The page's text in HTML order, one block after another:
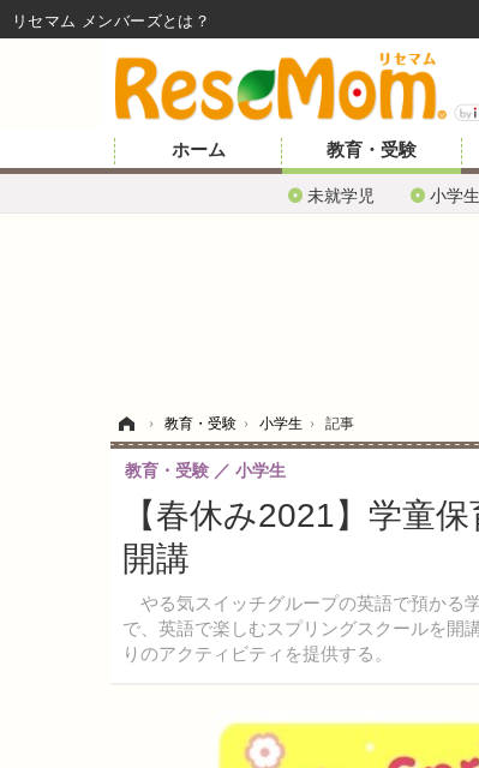
ホーム 教育・受験
未就学児 小学生
› 教育・受験 › 小学生 › 記事
【春休み2021】学童
開講
やる気スイッチグループの英語で預かる
で、英語で楽しむスプリングスクールを開
りのアクティビティを提供する。
教育・受験 小学生
リセマム メンバーズ